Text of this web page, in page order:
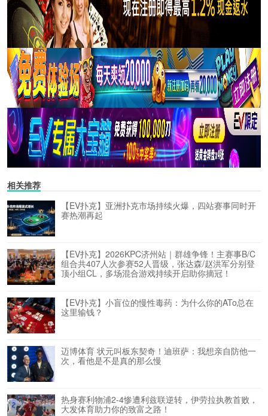
相关推荐
【EV扑克】亚洲扑克市场持续火爆，四站赛事同时开
赛热潮再起
【EV扑克】2026KPC济州站｜群雄争锋！主赛事B/C
组合共407人次参赛52人晋级，张达森/赵洪军分别登
顶小组CL，多场混合游戏持续开启助你摘冠！
【EV扑克】小盲位的慢性毒药：为什么你的ATo总在
这里输钱？
迈博体育 状元叫板东契奇！迪班萨：我想亲自防他一
次，看他是不是真的那么慢
热身赛利物浦2-4惨遭利兹联逆转，伊劳拉执教首败，
大发体育助力你的致富之路！